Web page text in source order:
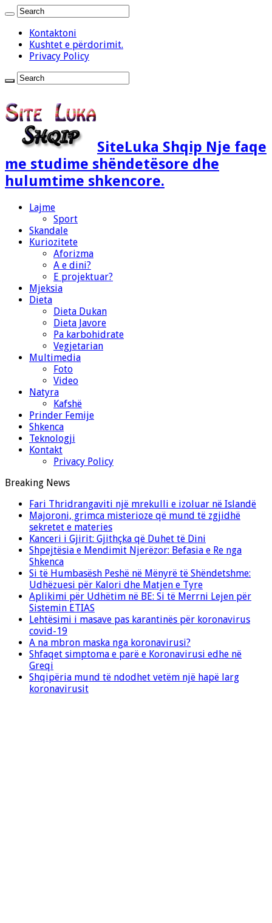
Kontaktoni
Kushtet e përdorimit.
Privacy Policy
SiteLuka Shqip Nje faqe
me studime shëndetësore dhe
hulumtime shkencore.
Lajme
Sport
Skandale
Kuriozitete
Aforizma
A e dini?
E projektuar?
Mjeksia
Dieta
Dieta Dukan
Dieta Javore
Pa karbohidrate
Vegjetarian
Multimedia
Foto
Video
Natyra
Kafshë
Prinder Femije
Shkenca
Teknologji
Kontakt
Privacy Policy
Breaking News
Fari Thridrangaviti një mrekulli e izoluar në Islandë
Majoroni, grimca misterioze që mund të zgjidhë
sekretet e materies
Kanceri i Gjirit: Gjithçka që Duhet të Dini
Shpejtësia e Mendimit Njerëzor: Befasia e Re nga
Shkenca
Si të Humbasësh Peshë në Mënyrë të Shëndetshme:
Udhëzuesi për Kalori dhe Matjen e Tyre
Aplikimi për Udhëtim në BE: Si të Merrni Lejen për
Sistemin ETIAS
Lehtësimi i masave pas karantinës për koronavirus
covid-19
A na mbron maska nga koronavirusi?
Shfaqet simptoma e parë e Koronavirusi edhe në
Greqi
Shqipëria mund të ndodhet vetëm një hapë larg
koronavirusit